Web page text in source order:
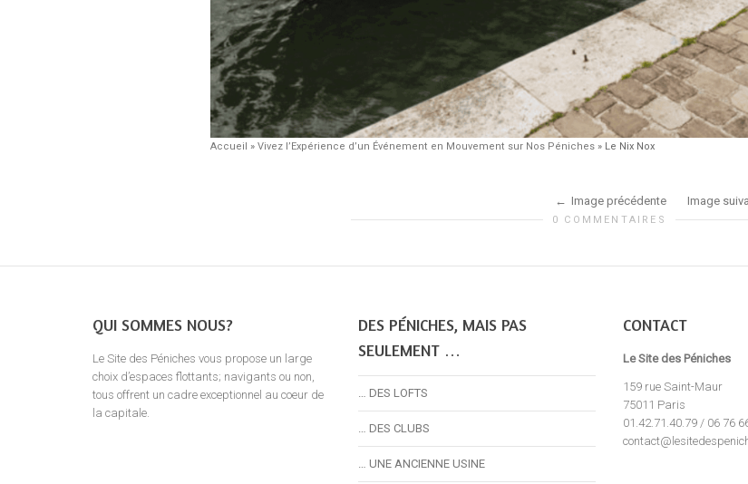
Accueil » Vivez l’Expérience d’un Événement en Mouvement sur Nos Péniches » Le Nix Nox
Image précédente Image
0 COMMENTAIRES
QUI SOMMES NOUS?
Le Site des Péniches vous propose un large
choix d’espaces flottants; navigants ou non,
tous offrent un cadre exceptionnel au coeur de
la capitale.
DES PÉNICHES, MAIS PAS
SEULEMENT …
… DES LOFTS
… DES CLUBS
… UNE ANCIENNE USINE
CONTACT
Le Site des Péniches
159 rue Saint-Maur
75011 Paris
01.42.71.40.79 / 06 76